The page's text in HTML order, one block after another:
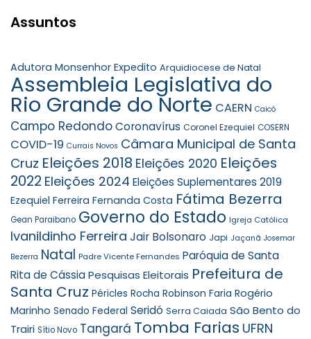
Assuntos
Adutora Monsenhor Expedito Arquidiocese de Natal
Assembleia Legislativa do
Rio Grande do Norte CAERN Caicó
Campo RedondoCoronavírus Coronel Ezequiel COSERN
COVID-19 Currais Novos Câmara Municipal de Santa
Cruz Eleições 2018 Eleições 2020 Eleições
2022 Eleições 2024 Eleições Suplementares 2019
Ezequiel Ferreira Fernanda Costa Fátima Bezerra
Gean Paraibano Governo do Estado Igreja Católica
Ivanildinho Ferreira Jair Bolsonaro Japi Jaçanã Josemar
Bezerra Natal Padre Vicente Fernandes Paróquia de Santa
Rita de CássiaPesquisas Eleitorais Prefeitura de
Santa Cruz Péricles Rocha Robinson Faria Rogério
Marinho Senado Federal Seridó Serra Caiada São Bento do
Trairi Sítio Novo Tangará Tomba Farias UFRN